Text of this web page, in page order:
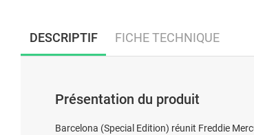
DESCRIPTIF FICHE TECHNIQUE
Présentation du produit
Barcelona (Special Edition) réunit Freddie